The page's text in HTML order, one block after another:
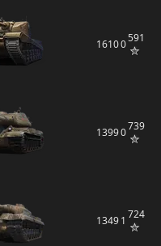
16100591
13990739
13491 724